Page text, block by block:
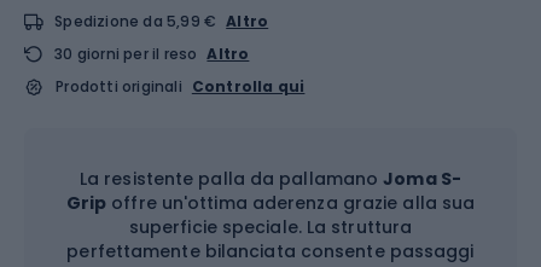
Spedizione da 5,99 € Altro
30 giorni per il reso Altro
Prodotti originali Controlla qui
La resistente palla da pallamanoJoma S-
Grip offre un'ottima aderenza grazie alla sua
superficie speciale. La struttura
perfettamente bilanciata consente passaggi